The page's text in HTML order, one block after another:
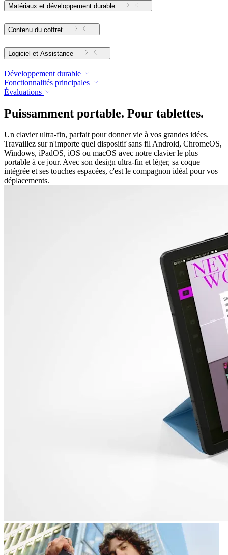
Matériaux et développement durable
Contenu du coffret
Logiciel et Assistance
Développement durable
Fonctionnalités principales
Évaluations
Puissamment portable. Pour tablettes.
Un clavier ultra-fin, parfait pour donner vie à vos grandes idées.
Travaillez sur n'importe quel dispositif sans fil Android, ChromeOS,
Windows, iPadOS, iOS ou macOS avec notre clavier le plus
portable à ce jour. Avec son design ultra-fin et léger, sa coque
intégrée et ses touches espacées, c'est le compagnon idéal pour vos
déplacements.